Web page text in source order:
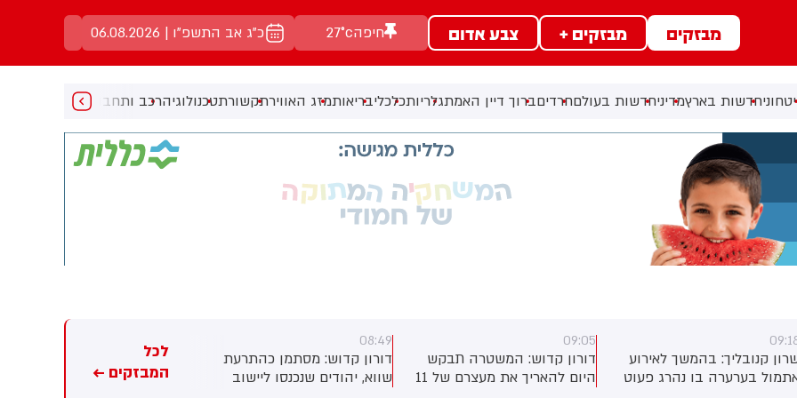
מבזקים מבזקים + צבע אדום חיפה27°c כ"ג אב התשפ"ו | 06.08.2026
חדשות בארץמדיניחדשות בעולםחרדיםברוך דיין האמתגלריותכלכליבריאותמזג האווירתקשורתטכנולוגיהרכב ותחבורהמעניין
קנובליך: בהמשך לאירוע
בערערה בו נהרג פעוט
09:05
דורון קדוש: המשטרה תבקש
היום להאריך את מעצרם של 11
08:49
דורון קדוש: מסתמן כהתרעת
שווא, יהודים שנכנסו ליישוב
דיווח: חשש לחדירת מחבלים
בתל ציון, כוכב יעקב
לכל
המבזקים ←